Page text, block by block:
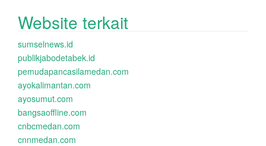
Website terkait
sumselnews.id
publikjabodetabek.id
pemudapancasilamedan.com
ayokalimantan.com
ayosumut.com
bangsaoffline.com
cnbcmedan.com
cnnmedan.com